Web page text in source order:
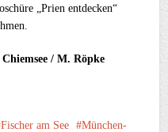
„Prien entdecken“
/ M. Röpke
Fischer am See
München-